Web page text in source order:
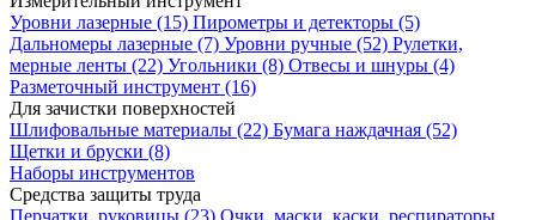
Уровни лазерные (15) Пирометры и детекторы (5)
Дальномеры лазерные (7) Уровни ручные (52) Рулетки,
мерные ленты (22) Угольники (8) Отвесы и шнуры (4)
Разметочный инструмент (16)
Для зачистки поверхностей
Шлифовальные материалы (22) Бумага наждачная (52)
Щетки и бруски (8)
Наборы инструментов
Средства защиты труда
Перчатки, руковицы (23) Очки, маски, каски, респираторы
104₽
В корзину
СКИДКА 16%